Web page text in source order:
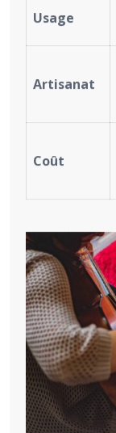
Usage
Artisanat
Coût